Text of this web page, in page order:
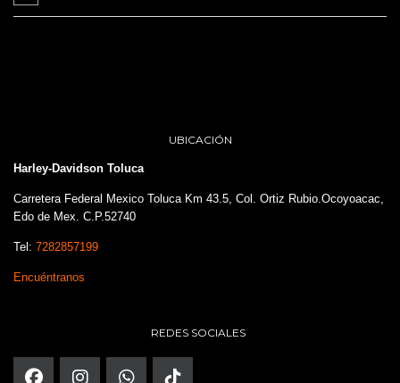
UBICACIÓN
Harley-Davidson Toluca
Carretera Federal Mexico Toluca Km 43.5, Col. Ortiz Rubio.Ocoyoacac,
Edo de Mex. C.P.52740
Tel: 7282857199
Encuéntranos
REDES SOCIALES